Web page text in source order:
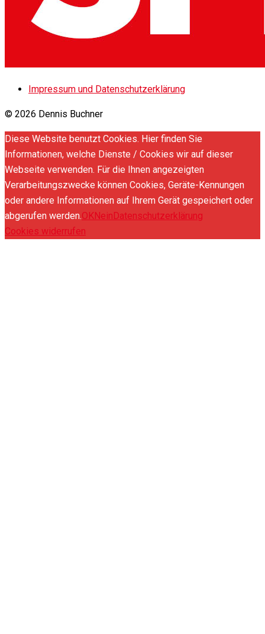
Impressum und Datenschutzerklärung
© 2026 Dennis Buchner
Diese Website benutzt Cookies. Hier finden Sie
Informationen, welche Dienste / Cookies wir auf dieser
Webseite verwenden. Für die Ihnen angezeigten
Verarbeitungszwecke können Cookies, Geräte-Kennungen
oder andere Informationen auf Ihrem Gerät gespeichert oder
abgerufen werden.OKNeinDatenschutzerklärung
Cookies widerrufen